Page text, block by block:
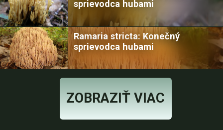
sprievodca hubami
Ramaria stricta: Konečný
sprievodca hubami
ZOBRAZIŤ VIAC